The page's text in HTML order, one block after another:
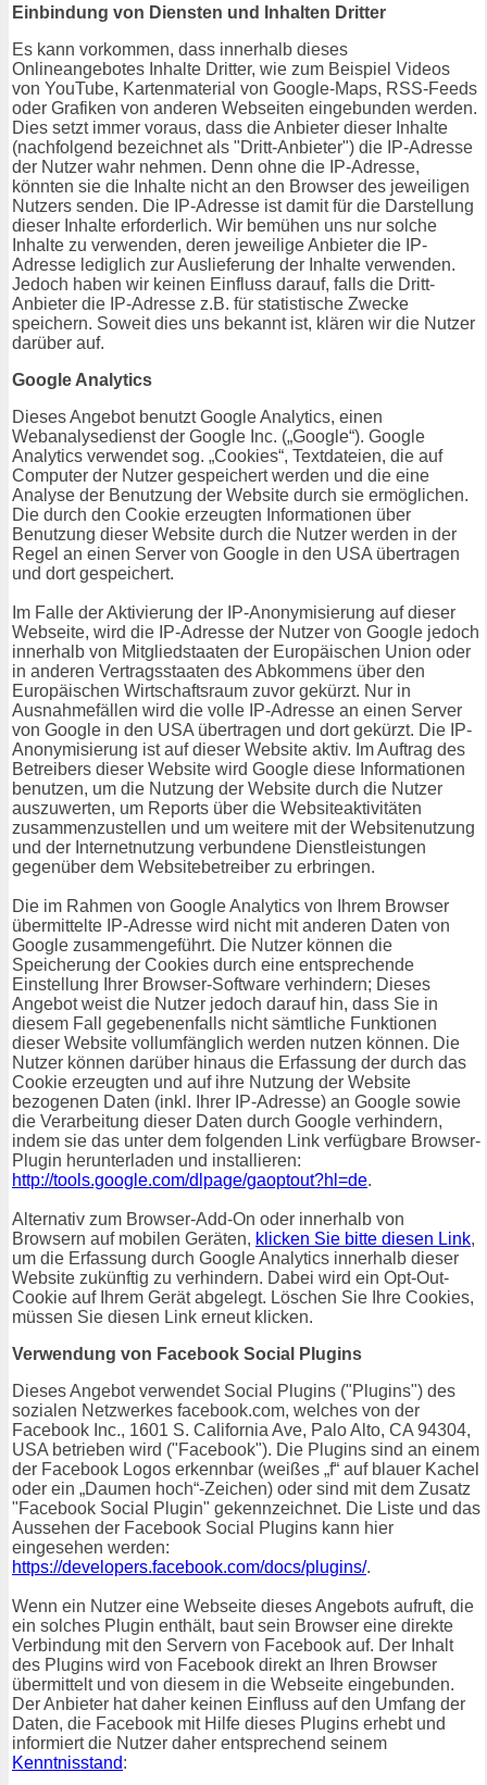
Einbindung von Diensten und Inhalten Dritter
Es kann vorkommen, dass innerhalb dieses
Onlineangebotes Inhalte Dritter, wie zum Beispiel Videos
von YouTube, Kartenmaterial von Google-Maps, RSS-Feeds
oder Grafiken von anderen Webseiten eingebunden werden.
Dies setzt immer voraus, dass die Anbieter dieser Inhalte
(nachfolgend bezeichnet als "Dritt-Anbieter") die IP-Adresse
der Nutzer wahr nehmen. Denn ohne die IP-Adresse,
könnten sie die Inhalte nicht an den Browser des jeweiligen
Nutzers senden. Die IP-Adresse ist damit für die Darstellung
dieser Inhalte erforderlich. Wir bemühen uns nur solche
Inhalte zu verwenden, deren jeweilige Anbieter die IP-
Adresse lediglich zur Auslieferung der Inhalte verwenden.
Jedoch haben wir keinen Einfluss darauf, falls die Dritt-
Anbieter die IP-Adresse z.B. für statistische Zwecke
speichern. Soweit dies uns bekannt ist, klären wir die Nutzer
darüber auf.
Google Analytics
Dieses Angebot benutzt Google Analytics, einen
Webanalysedienst der Google Inc. („Google“). Google
Analytics verwendet sog. „Cookies“, Textdateien, die auf
Computer der Nutzer gespeichert werden und die eine
Analyse der Benutzung der Website durch sie ermöglichen.
Die durch den Cookie erzeugten Informationen über
Benutzung dieser Website durch die Nutzer werden in der
Regel an einen Server von Google in den USA übertragen
und dort gespeichert.
Im Falle der Aktivierung der IP-Anonymisierung auf dieser
Webseite, wird die IP-Adresse der Nutzer von Google jedoch
innerhalb von Mitgliedstaaten der Europäischen Union oder
in anderen Vertragsstaaten des Abkommens über den
Europäischen Wirtschaftsraum zuvor gekürzt. Nur in
Ausnahmefällen wird die volle IP-Adresse an einen Server
von Google in den USA übertragen und dort gekürzt. Die IP-
Anonymisierung ist auf dieser Website aktiv. Im Auftrag des
Betreibers dieser Website wird Google diese Informationen
benutzen, um die Nutzung der Website durch die Nutzer
auszuwerten, um Reports über die Websiteaktivitäten
zusammenzustellen und um weitere mit der Websitenutzung
und der Internetnutzung verbundene Dienstleistungen
gegenüber dem Websitebetreiber zu erbringen.
Die im Rahmen von Google Analytics von Ihrem Browser
übermittelte IP-Adresse wird nicht mit anderen Daten von
Google zusammengeführt. Die Nutzer können die
Speicherung der Cookies durch eine entsprechende
Einstellung Ihrer Browser-Software verhindern; Dieses
Angebot weist die Nutzer jedoch darauf hin, dass Sie in
diesem Fall gegebenenfalls nicht sämtliche Funktionen
dieser Website vollumfänglich werden nutzen können. Die
Nutzer können darüber hinaus die Erfassung der durch das
Cookie erzeugten und auf ihre Nutzung der Website
bezogenen Daten (inkl. Ihrer IP-Adresse) an Google sowie
die Verarbeitung dieser Daten durch Google verhindern,
indem sie das unter dem folgenden Link verfügbare Browser-
Plugin herunterladen und installieren:
http://tools.google.com/dlpage/gaoptout?hl=de.
Alternativ zum Browser-Add-On oder innerhalb von
Browsern auf mobilen Geräten, klicken Sie bitte diesen Link,
um die Erfassung durch Google Analytics innerhalb dieser
Website zukünftig zu verhindern. Dabei wird ein Opt-Out-
Cookie auf Ihrem Gerät abgelegt. Löschen Sie Ihre Cookies,
müssen Sie diesen Link erneut klicken.
Verwendung von Facebook Social Plugins
Dieses Angebot verwendet Social Plugins ("Plugins") des
sozialen Netzwerkes facebook.com, welches von der
Facebook Inc., 1601 S. California Ave, Palo Alto, CA 94304,
USA betrieben wird ("Facebook"). Die Plugins sind an einem
der Facebook Logos erkennbar (weißes „f“ auf blauer Kachel
oder ein „Daumen hoch“-Zeichen) oder sind mit dem Zusatz
"Facebook Social Plugin" gekennzeichnet. Die Liste und das
Aussehen der Facebook Social Plugins kann hier
eingesehen werden:
https://developers.facebook.com/docs/plugins/.
Wenn ein Nutzer eine Webseite dieses Angebots aufruft, die
ein solches Plugin enthält, baut sein Browser eine direkte
Verbindung mit den Servern von Facebook auf. Der Inhalt
des Plugins wird von Facebook direkt an Ihren Browser
übermittelt und von diesem in die Webseite eingebunden.
Der Anbieter hat daher keinen Einfluss auf den Umfang der
Daten, die Facebook mit Hilfe dieses Plugins erhebt und
informiert die Nutzer daher entsprechend seinem
Kenntnisstand: